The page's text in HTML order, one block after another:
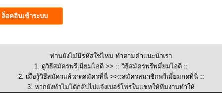
ท่านยังไม่มีรหัสใช่ไหม ทำตามคำแนะนำเรา
1. ดูวิธีสมัครพรีเมี่ยมไอดี >> :: วิธีสมัครพรีพมี่ยมไอดี ::
2. เมื่อรู้วิธีสมัครแล้วกดสมัครที่นี่ >>::สมัครสมาชิกพรีเมี่ยมกดที่นี่ ::
3. หากยังทำไมได้กลับไปแจ้งเบอร์โทรในแชทให้ทีมงานทำให้